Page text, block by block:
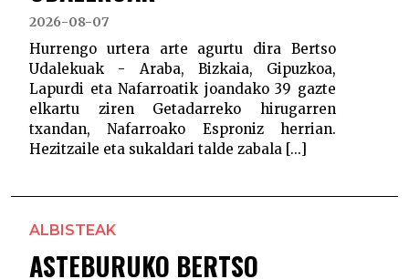
2026-08-07
Hurrengo urtera arte agurtu dira Bertso
Udalekuak - Araba, Bizkaia, Gipuzkoa,
Lapurdi eta Nafarroatik joandako 39 gazte
elkartu ziren Getadarreko hirugarren
txandan, Nafarroako Esproniz herrian.
Hezitzaile eta sukaldari talde zabala [...]
ALBISTEAK
ASTEBURUKO BERTSO